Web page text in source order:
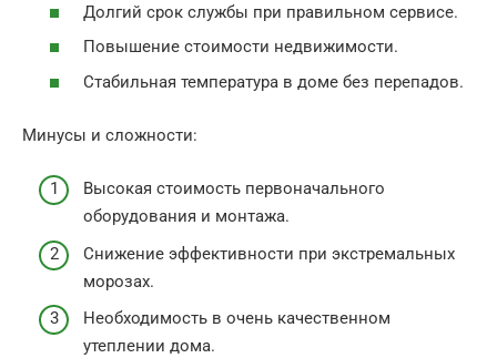
Долгий срок службы при правильном сервисе.
Повышение стоимости недвижимости.
Стабильная температура в доме без перепадов.
Минусы и сложности:
Высокая стоимость первоначального
оборудования и монтажа.
Снижение эффективности при экстремальных
морозах.
Необходимость в очень качественном
утеплении дома.